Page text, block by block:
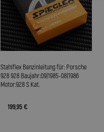
Stahlflex Benzinleitung für: Porsche
928 928 Baujahr:09|1985-08|1986
Motor:928 S Kat.
199,95 €